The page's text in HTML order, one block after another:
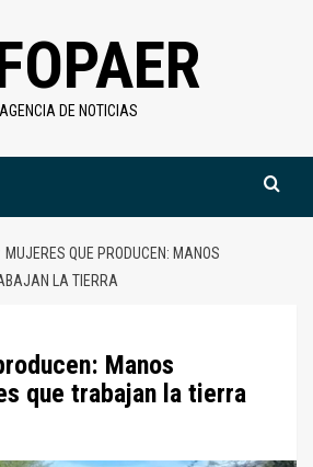
AGENCIA DE NOTICIAS
MUJERES QUE PRODUCEN: MANOS
LA TIERRA
Manos
que trabajan la tierra